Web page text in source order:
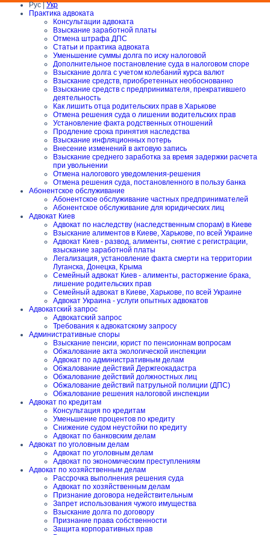
Рус |Укр
Практика адвоката
Консультации адвоката
Взыскание заработной платы
Отмена штрафа ДПС
Статьи и практика адвоката
Уменьшение суммы долга по иску налоговой
Дополнительное постановление суда в налоговом споре
Взыскание долга с учетом колебаний курса валют
Взыскание средств, приобретенных необоснованно
Взыскание средств с предпринимателя, прекратившего
деятельность
Как лишить отца родительских прав в Харькове
Отмена решения суда о лишении водительских прав
Установление факта родственных отношений
Продление срока принятия наследства
Взыскание инфляционных потерь
Внесение изменений в актовую запись
Взыскание среднего заработка за время задержки расчета
при увольнении
Отмена налогового уведомления-решения
Отмена решения суда, постановленного в пользу банка
Абонентское обслуживание
Абонентское обслуживание частных предпринимателей
Абонентское обслуживание для юридических лиц
Адвокат Киев
Адвокат по наследству (наследственным спорам) в Киеве
Взыскание алиментов в Киеве, Харькове, по всей Украине
Адвокат Киев - развод, алименты, снятие с регистрации,
взыскание заработной платы
Легализация, установление факта смерти на территории
Луганска, Донецка, Крыма
Семейный адвокат Киев - алименты, расторжение брака,
лишение родительских прав
Семейный адвокат в Киеве, Харькове, по всей Украине
Адвокат Украина - услуги опытных адвокатов
Адвокатский запрос
Адвокатский запрос
Требования к адвокатскому запросу
Административные споры
Взыскание пенсии, юрист по пенсионнам вопросам
Обжалование акта экологической инспекции
Адвокат по административным делам
Обжалование действий Держгеокадастра
Обжалование действий должностных лиц
Обжалование действий патрульной полиции (ДПС)
Обжалование решения налоговой инспекции
Адвокат по кредитам
Консультация по кредитам
Уменьшение процентов по кредиту
Снижение судом неустойки по кредиту
Адвокат по банковским делам
Адвокат по уголовным делам
Адвокат по уголовным делам
Адвокат по экономическим преступлениям
Адвокат по хозяйственным делам
Рассрочка выполнения решения суда
Адвокат по хозяйственным делам
Признание договора недействительным
Запрет использования чужого имущества
Взыскание долга по договору
Признание права собственности
Защита корпоративных прав